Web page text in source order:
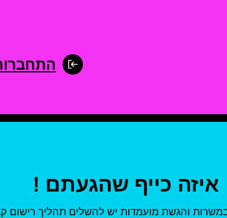
איזה כייף שהגעתם !
והגשת מועמדות יש להשלים תהליך רישום